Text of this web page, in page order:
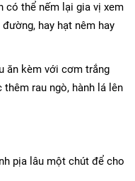
có thể nếm lại gia vị xem
hay hạt nêm hay
ăn kèm với cơm trắng
thêm rau ngò, hành lá lên
pịa lâu một chút để cho